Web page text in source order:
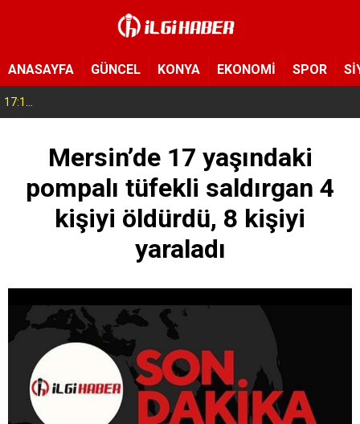
ANASAYFA GÜNCEL KONYA EKONOMİ SPOR
17:14
Mersin’de 17 yaşındaki
pompalı tüfekli saldırgan 4
kişiyi öldürdü, 8 kişiyi
yaraladı